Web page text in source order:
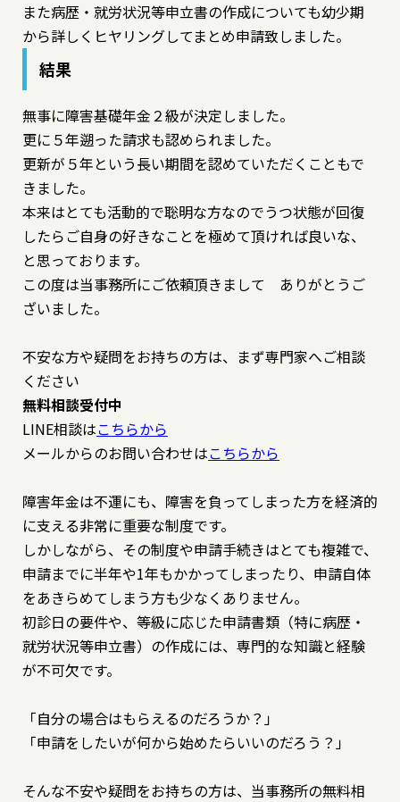
また病歴・就労状況等申立書の作成についても幼少期
から詳しくヒヤリングしてまとめ申請致しました。
結果
無事に障害基礎年金２級が決定しました。
更に５年遡った請求も認められました。
更新が５年という長い期間を認めていただくこともで
きました。
本来はとても活動的で聡明な方なのでうつ状態が回復
したらご自身の好きなことを極めて頂ければ良いな、
と思っております。
この度は当事務所にご依頼頂きまして ありがとうご
ざいました。
不安な方や疑問をお持ちの方は、まず専門家へご相談
ください
無料相談受付中
LINE相談はこちらから
メールからのお問い合わせはこちらから
障害年金は不運にも、障害を負ってしまった方を経済的
に支える非常に重要な制度です。
しかしながら、その制度や申請手続きはとても複雑で、
申請までに半年や1年もかかってしまったり、申請自体
をあきらめてしまう方も少なくありません。
初診日の要件や、等級に応じた申請書類（特に病歴・
就労状況等申立書）の作成には、専門的な知識と経験
が不可欠です。
「自分の場合はもらえるのだろうか？」
「申請をしたいが何から始めたらいいのだろう？」
そんな不安や疑問をお持ちの方は、当事務所の無料相